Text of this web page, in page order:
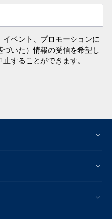
ベント、プロモーションに
いた）情報の受信を希望し
することができます。